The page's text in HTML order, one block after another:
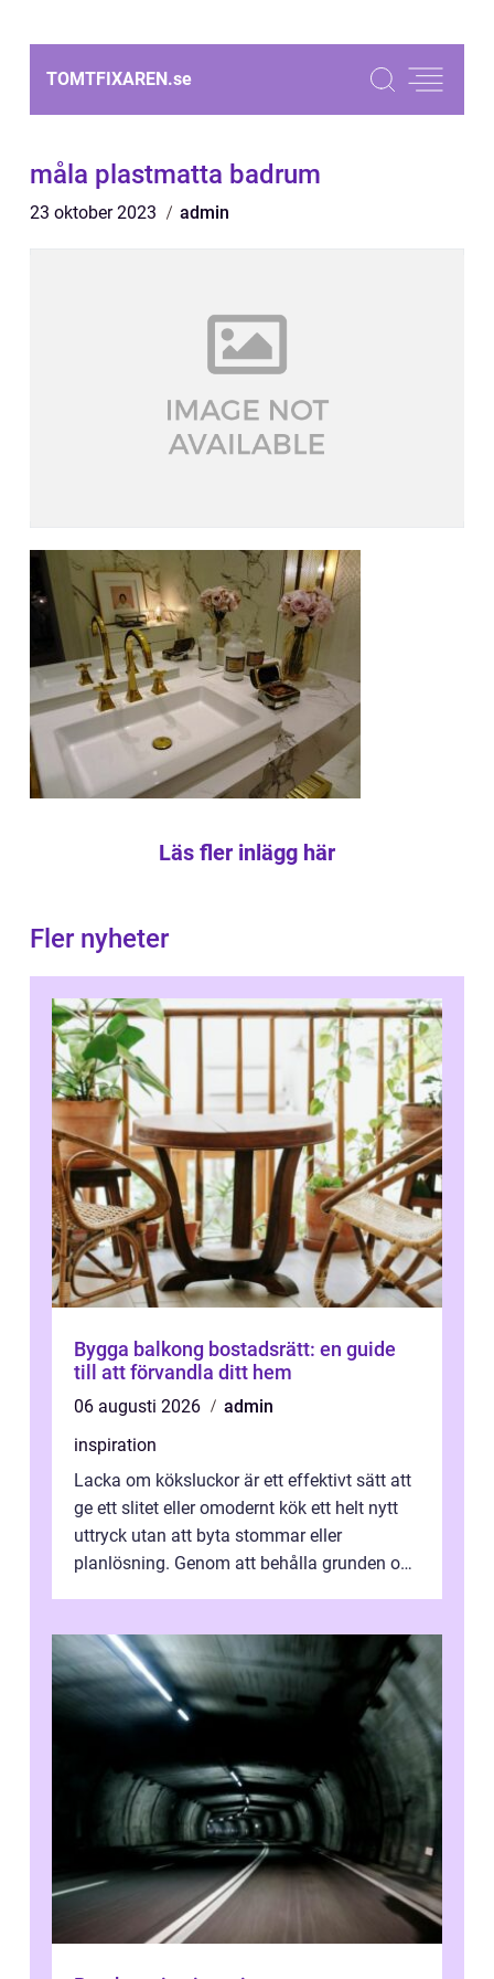
TOMTFIXAREN.se
måla plastmatta badrum
23 oktober 2023 admin
Läs fler inlägg här
Fler nyheter
Bygga balkong bostadsrätt: en guide
till att förvandla ditt hem
06 augusti 2026
admin
inspiration
Lacka om köksluckor är ett effektivt sätt att
ge ett slitet eller omodernt kök ett helt nytt
uttryck utan att byta stommar eller
planlösning. Genom att behålla grunden och